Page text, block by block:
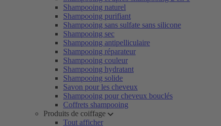
Shampooing naturel
Shampooing purifiant
Shampooing sans sulfate sans silicone
Shampooing sec
Shampooing antipelliculaire
Shampooing réparateur
Shampooing couleur
Shampooing hydratant
Shampooing solide
Savon pour les cheveux
Shampooing pour cheveux bouclés
Coffrets shampooing
Produits de coiffage
Tout afficher